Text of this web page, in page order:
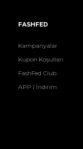
FASHFED
Kampanyalar
Kupon Koşulları
FashFed Club
APP | İndirim